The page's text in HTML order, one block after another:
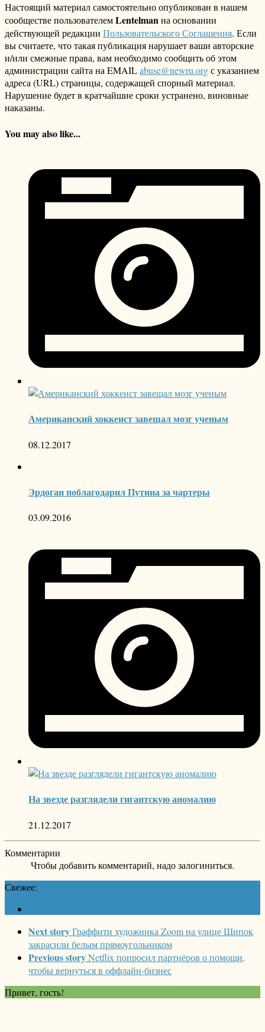
Настоящий материал самостоятельно опубликован в нашем
сообществе пользователемLentelmanна основании
действующей редакции Пользовательского Соглашения. Если
вы считаете, что такая публикация нарушает ваши авторские
и/или смежные права, вам необходимо сообщить об этом
администрации сайта на EMAILabuse@newru.orgс указанием
адреса (URL) страницы, содержащей спорный материал.
Нарушение будет в кратчайшие сроки устранено, виновные
наказаны.
You may also like...
Американский хоккеист завещал мозг ученым
08.12.2017
Эрдоган поблагодарил Путина за чартеры
03.09.2016
На звезде разглядели гигантскую аномалию
21.12.2017
Комментарии
Чтобы добавить комментарий, надо залогиниться.
Свежее:
Next storyГраффити художника Zoom на улице Щипок
закрасили белым прямоугольником
Previous storyNetflix попросил партнёров о помощи,
чтобы вернуться в оффлайн-бизнес
Привет, гость!